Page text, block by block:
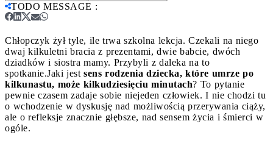
TODO MESSAGE :
Chłopczyk żył tyle, ile trwa szkolna lekcja. Czekali na niego
dwaj kilkuletni bracia z prezentami, dwie babcie, dwóch
dziadków i siostra mamy. Przybyli z daleka na to
spotkanie.Jaki jest sens rodzenia dziecka, które umrze po
kilkunastu, może kilkudziesięciu minutach? To pytanie
pewnie czasem zadaje sobie niejeden człowiek. I nie chodzi tu
o wchodzenie w dyskusję nad możliwością przerywania ciąży,
ale o refleksje znacznie głębsze, nad sensem życia i śmierci w
ogóle.